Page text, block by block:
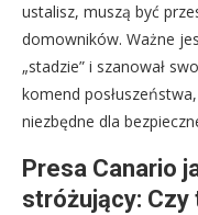
ustalisz, muszą być
domowników. Ważne
„stadzie” i szanował
komend
niezbędne dla
Presa Canario
stróżujący: Czy